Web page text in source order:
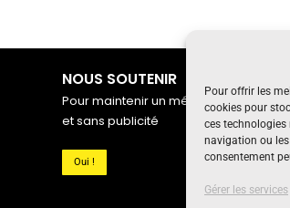
Pour offrir les
cookies pour
ces technologies
navigation ou les
consentement
Gérer les services
NOUS SOUTENIR
Pour maintenir un média
et sans publicité
Oui !